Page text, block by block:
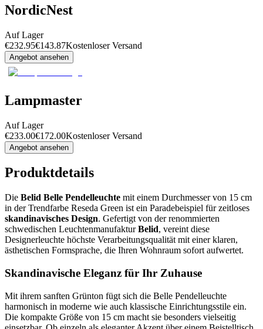
NordicNest
Auf Lager
€232.95€143.87Kostenloser Versand
Angebot ansehen
Lampmaster
Auf Lager
€233.00€172.00Kostenloser Versand
Angebot ansehen
Produktdetails
Die Belid Belle Pendelleuchte mit einem Durchmesser von 15 cm
in der Trendfarbe Reseda Green ist ein Paradebeispiel für zeitloses
skandinavisches Design. Gefertigt von der renommierten
schwedischen LeuchtenmanufakturBelid, vereint diese
Designerleuchte höchste Verarbeitungsqualität mit einer klaren,
ästhetischen Formsprache, die Ihren Wohnraum sofort aufwertet.
Skandinavische Eleganz für Ihr Zuhause
Mit ihrem sanften Grünton fügt sich die Belle Pendelleuchte
harmonisch in moderne wie auch klassische Einrichtungsstile ein.
Die kompakte Größe von 15 cm macht sie besonders vielseitig